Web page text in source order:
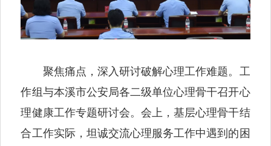
聚焦痛点，深入研讨破解心理工作难题。工
作组与本溪市公安局各二级单位心理骨干召开心
理健康工作专题研讨会。会上，基层心理骨干结
合工作实际，坦诚交流心理服务工作中遇到的困